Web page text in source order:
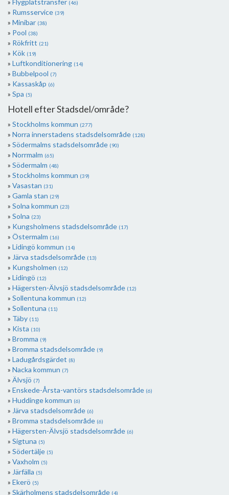
Flygplatstransfer (46)
Rumsservice (39)
Minibar (38)
Pool (38)
Rökfritt (21)
Kök (19)
Luftkonditionering (14)
Bubbelpool (7)
Kassaskåp (6)
Spa (5)
Hotell efter Stadsdel/område?
Stockholms kommun (277)
Norra innerstadens stadsdelsområde (128)
Södermalms stadsdelsområde (90)
Norrmalm (65)
Södermalm (48)
Stockholms kommun (39)
Vasastan (31)
Gamla stan (29)
Solna kommun (23)
Solna (23)
Kungsholmens stadsdelsområde (17)
Östermalm (16)
Lidingö kommun (14)
Järva stadsdelsområde (13)
Kungsholmen (12)
Lidingö (12)
Hägersten-Älvsjö stadsdelsområde (12)
Sollentuna kommun (12)
Sollentuna (11)
Täby (11)
Kista (10)
Bromma (9)
Bromma stadsdelsområde (9)
Ladugårdsgärdet (8)
Nacka kommun (7)
Älvsjö (7)
Enskede-Årsta-vantörs stadsdelsområde (6)
Huddinge kommun (6)
Järva stadsdelsområde (6)
Bromma stadsdelsområde (6)
Hägersten-Älvsjö stadsdelsområde (6)
Sigtuna (5)
Södertälje (5)
Vaxholm (5)
Järfälla (5)
Ekerö (5)
Skärholmens stadsdelsområde (4)